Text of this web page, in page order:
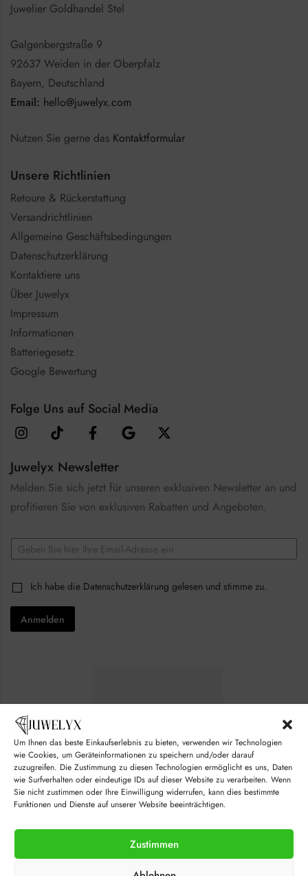
Um Ihnen das beste Einkaufserlebnis zu bieten, verwenden wir Technologien
wie Cookies, um Geräteinformationen zu speichern und/oder darauf
zuzugreifen. Die Zustimmung zu diesen Technologien ermöglicht es uns, Daten
wie Surfverhalten oder eindeutige IDs auf dieser Website zu verarbeiten. Wenn
Sie nicht zustimmen oder Ihre Einwilligung widerrufen, kann dies bestimmte
Funktionen und Dienste auf unserer Website beeinträchtigen.
Zustimmen
Juwelier Goldhandel Stel
Galgenbergstraße 9
92637 Weiden in der Oberpfalz
Bayern, Deutschland
Email: hello@juwelyx.com
Nutzen Sie gerne das Kontaktformular
Unsere Richtlinien
Retoure & Rückerstattung
Versandrichtlinien
Allgemeine Geschäftsbedingungen
Datenschutzerklärung
Kontaktiere uns
Über Juwelyx
Impressum
Informationen
Batteriegesetz
Google Bewertung
Folge Uns auf Social Media
Juwelyx Newsletter
Melden Sie sich jetzt für unseren exklusiven Newsletter an und
profitieren Sie von exklusiven Rabatten und Angeboten.
E
m
l*
m
i
C
h
e
k
*
Ich habe die Datenschutzerklärung gelesen und stimme zu.
Anmelden